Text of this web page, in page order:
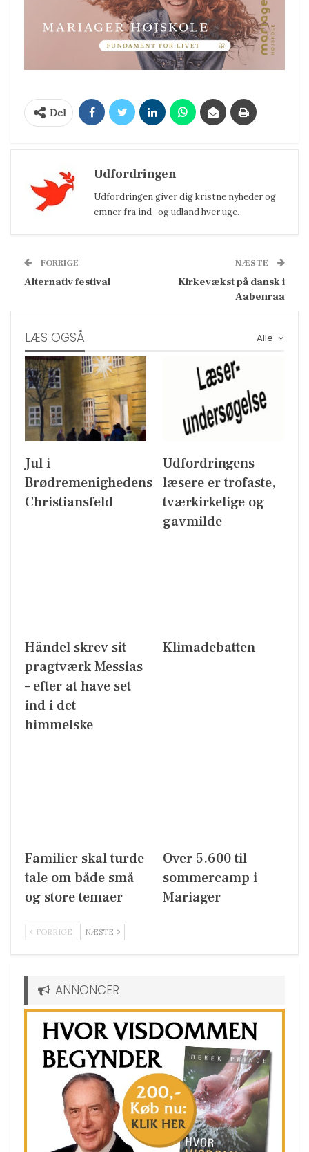
Del
Udfordringen
Udfordringen giver dig kristne nyheder og
emner fra ind- og udland hver uge.
FORRIGE
Alternativ festival
NÆSTE
Kirkevækst på dansk i
Aabenraa
Alle
LÆS OGSÅ
Jul i
Brødremenighedens
Christiansfeld
Udfordringens
læsere er trofaste,
tværkirkelige og
gavmilde
Händel skrev sit
pragtværk Messias
– efter at have set
ind i det
himmelske
Klimadebatten
Familier skal turde
tale om både små
og store temaer
Over 5.600 til
sommercamp i
Mariager
FORRIGE NÆSTE
ANNONCER